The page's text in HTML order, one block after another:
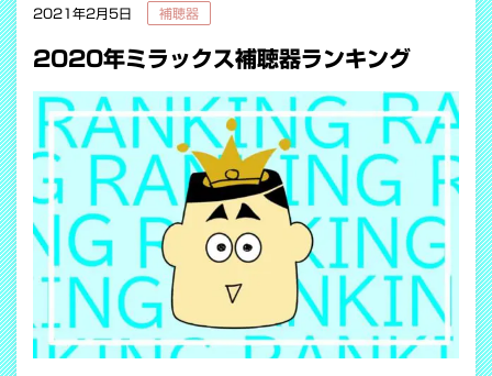
2021年2月5日 補聴器
2020年ミラックス補聴器ランキング